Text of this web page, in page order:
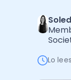
Ver todo
Software
Ver Todo
Lo